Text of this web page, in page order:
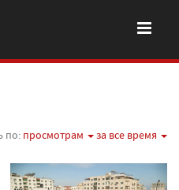
по: просмотрам за все время